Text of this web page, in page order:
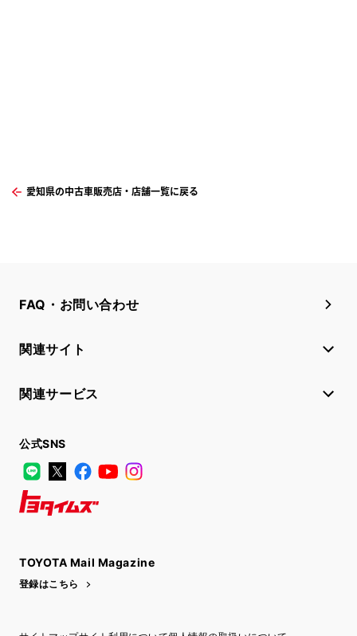
愛知県の中古車販売店・店舗一覧に戻る
FAQ・お問い合わせ
関連サイト
関連サービス
公式SNS
LINE
X FacebookYouTube
TOYOTA Mail Magazine
登録はこちら